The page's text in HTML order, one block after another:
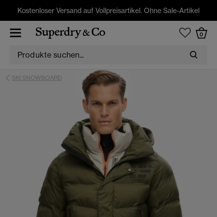
Kostenloser Versand auf Vollpreisartikel. Ohne Sale-Artikel
0
SKI SNOWBOARD